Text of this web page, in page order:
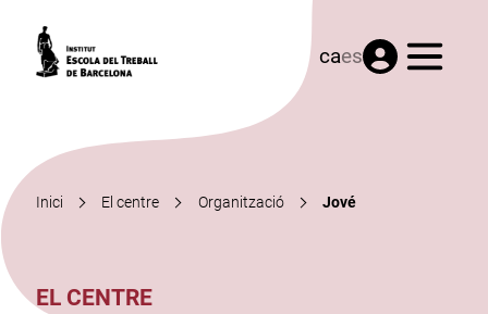
caes Menú
Inici El centre Organització Jové
EL CENTRE